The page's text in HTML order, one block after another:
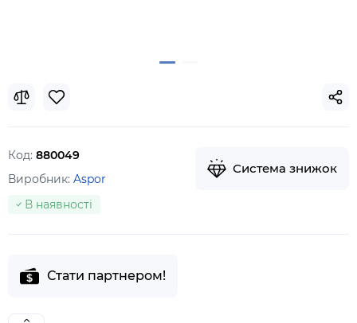
Код: 880049
Виробник: Aspor
В наявності
Система знижок
Стати партнером!